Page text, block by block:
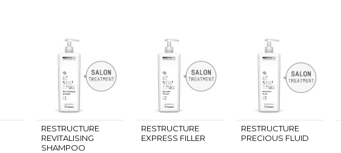
RESTRUCTURE
REVITALISING
SHAMPOO
RESTRUCTURE
EXPRESS FILLER
RESTRUCTURE
PRECIOUS FLUID